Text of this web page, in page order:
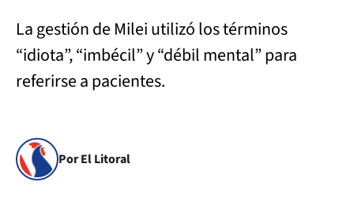
La gestión de Milei utilizó los términos
“idiota”, “imbécil” y “débil mental” para
referirse a pacientes.
Por El Litoral